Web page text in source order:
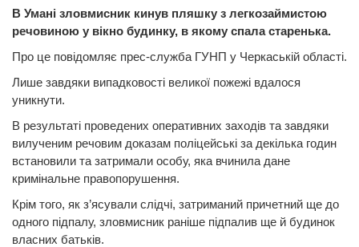
В Умані зловмисник кинув пляшку з легкозаймистою
речовиною у вікно будинку, в якому спала старенька.
Про це повідомляє прес-служба ГУНП у Черкаській області.
Лише завдяки випадковості великої пожежі вдалося
уникнути.
В результаті проведених оперативних заходів та завдяки
вилученим речовим доказам поліцейські за декілька годин
встановили та затримали особу, яка вчинила дане
кримінальне правопорушення.
Крім того, як з’ясували слідчі, затриманий причетний ще до
одного підпалу, зловмисник раніше підпалив ще й будинок
власних батьків.